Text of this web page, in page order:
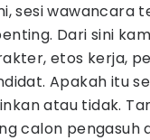
sesi wawancara
Dari sini
etos kerja,
Apakah itu
atau tidak.
calon pengasuh